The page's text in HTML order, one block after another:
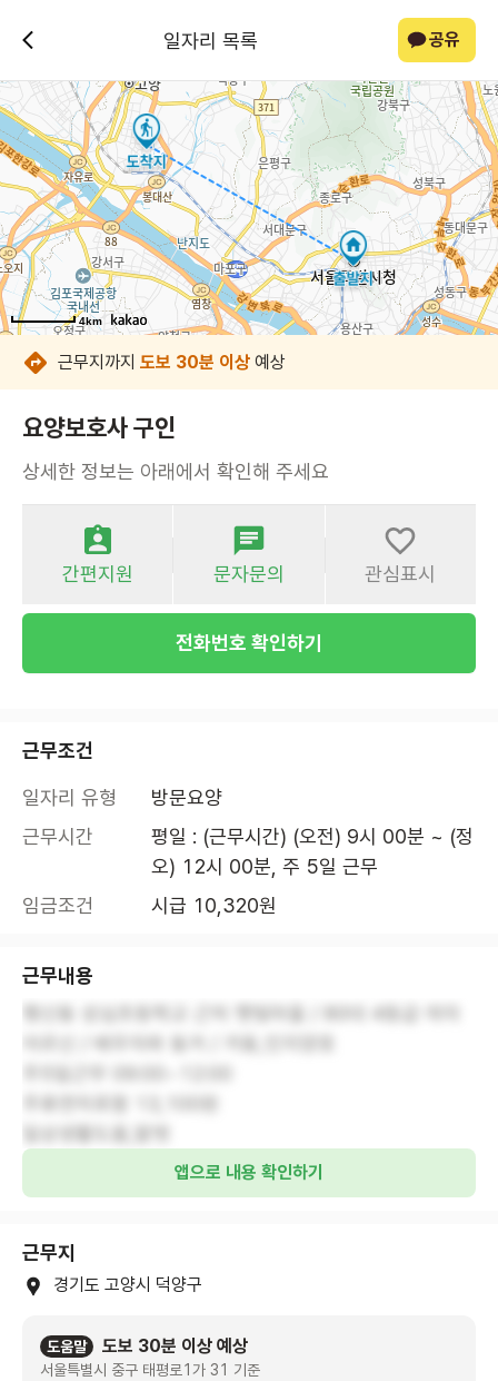
일자리 목록 공유
4km
4km
4km
4km
4km
4km
4km
4km
근무지까지 도보 30분 이상 예상
요양보호사 구인
상세한 정보는 아래에서 확인해 주세요
간편지원 문자문의 관심표시
전화번호 확인하기
근무조건
일자리 유형
방문요양
근무시간
평일 : (근무시간) (오전) 9시 00분 ~ (정
오) 12시 00분, 주 5일 근무
임금조건
시급 10,320원
근무내용
앱으로 내용 확인하기
근무지
경기도 고양시 덕양구
도움말 도보 30분 이상 예상
서울특별시 중구 태평로1가 31 기준